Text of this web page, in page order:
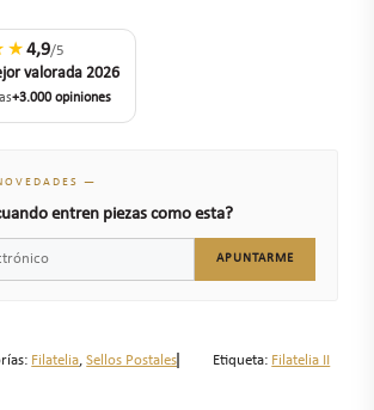
4,9/5
valorada 2026
+3.000 opiniones
—
entren piezas como esta?
APUNTARME
Filatelia,Sellos Postales Etiqueta: Filatelia II